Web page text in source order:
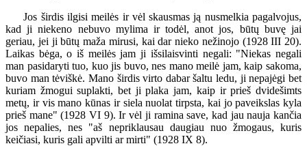
Jos širdis ilgisi meilės ir vėl skausmas ją nusmelkia pagalvojus,
kad ji niekeno nebuvo mylima ir todėl, anot jos, būtų buvę jai
geriau, jei ji būtų maža mirusi, kai dar nieko nežinojo (1928 III 20).
Laikas bėga, o iš meilės jam ji išsilaisvinti negali: "Niekas negali
man pasidaryti tuo, kuo jis buvo, nes mano meilė jam, kaip sakoma,
buvo man tėviškė. Mano širdis virto dabar šaltu ledu, ji nepajėgi bet
kuriam žmogui suplakti, bet ji plaka jam, kaip ir prieš dvidešimts
metų, ir vis mano kūnas ir siela nuolat tirpsta, kai jo paveikslas kyla
prieš mane" (1928 VI 9). Ir vėl ji ramina save, kad jau nauja kančia
jos nepalies, nes "aš nepriklausau daugiau nuo žmogaus, kuris
keičiasi, kuris gali apvilti ar mirti" (1928 IX 8).